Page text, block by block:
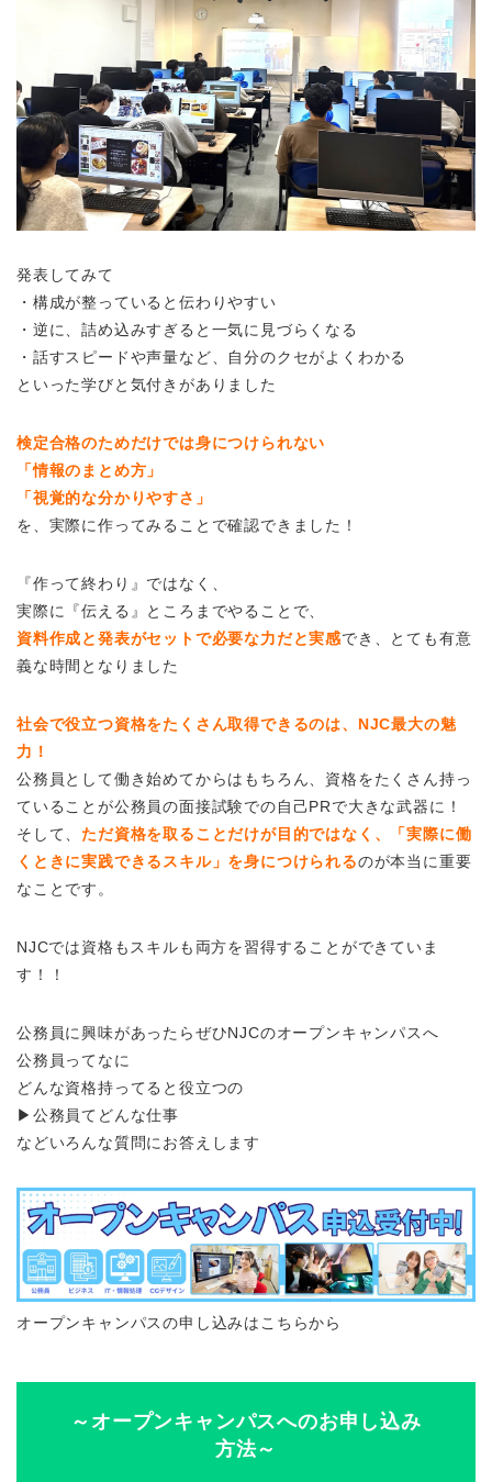
発表してみて
・構成が整っていると伝わりやすい
・逆に、詰め込みすぎると一気に見づらくなる
・話すスピードや声量など、自分のクセがよくわかる
といった学びと気付きがありました
検定合格のためだけでは身につけられない
「情報のまとめ方」
「視覚的な分かりやすさ」
を、実際に作ってみることで確認できました！
『作って終わり』ではなく、
実際に『伝える』ところまでやることで、
資料作成と発表がセットで必要な力だと実感でき、とても有意
義な時間となりました
社会で役立つ資格をたくさん取得できるのは、NJC最大の魅
力！
公務員として働き始めてからはもちろん、資格をたくさん持っ
ていることが公務員の面接試験での自己PRで大きな武器に！
そして、ただ資格を取ることだけが目的ではなく、「実際に働
くときに実践できるスキル」を身につけられるのが本当に重要
なことです。
NJCでは資格もスキルも両方を習得することができていま
す！！
公務員に興味があったらぜひNJCのオープンキャンパスへ
公務員ってなに
どんな資格持ってると役立つの
▶︎公務員てどんな仕事
などいろんな質問にお答えします
オープンキャンパスの申し込みはこちらから
～オープンキャンパスへのお申し込み
方法～